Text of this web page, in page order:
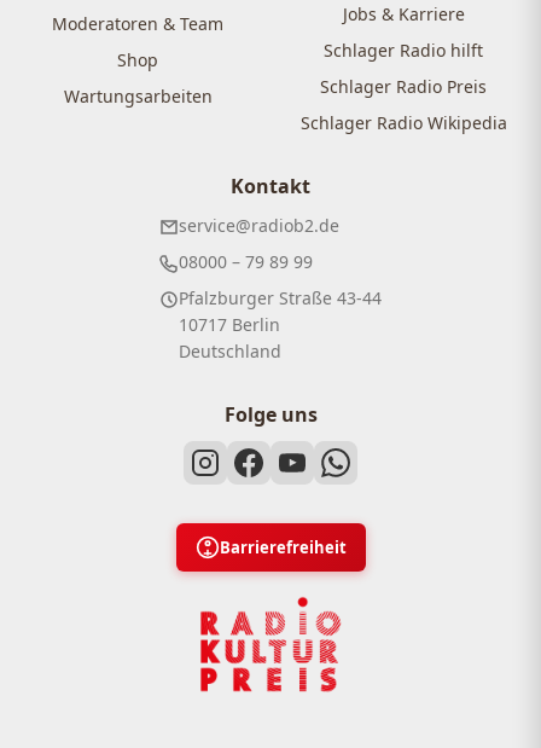
Moderatoren & Team
Shop
Wartungsarbeiten
Jobs & Karriere
Schlager Radio hilft
Schlager Radio Preis
Schlager Radio Wikipedia
Kontakt
service@radiob2.de
08000 – 79 89 99
Pfalzburger Straße 43-44
10717 Berlin
Deutschland
Folge uns
Barrierefreiheit